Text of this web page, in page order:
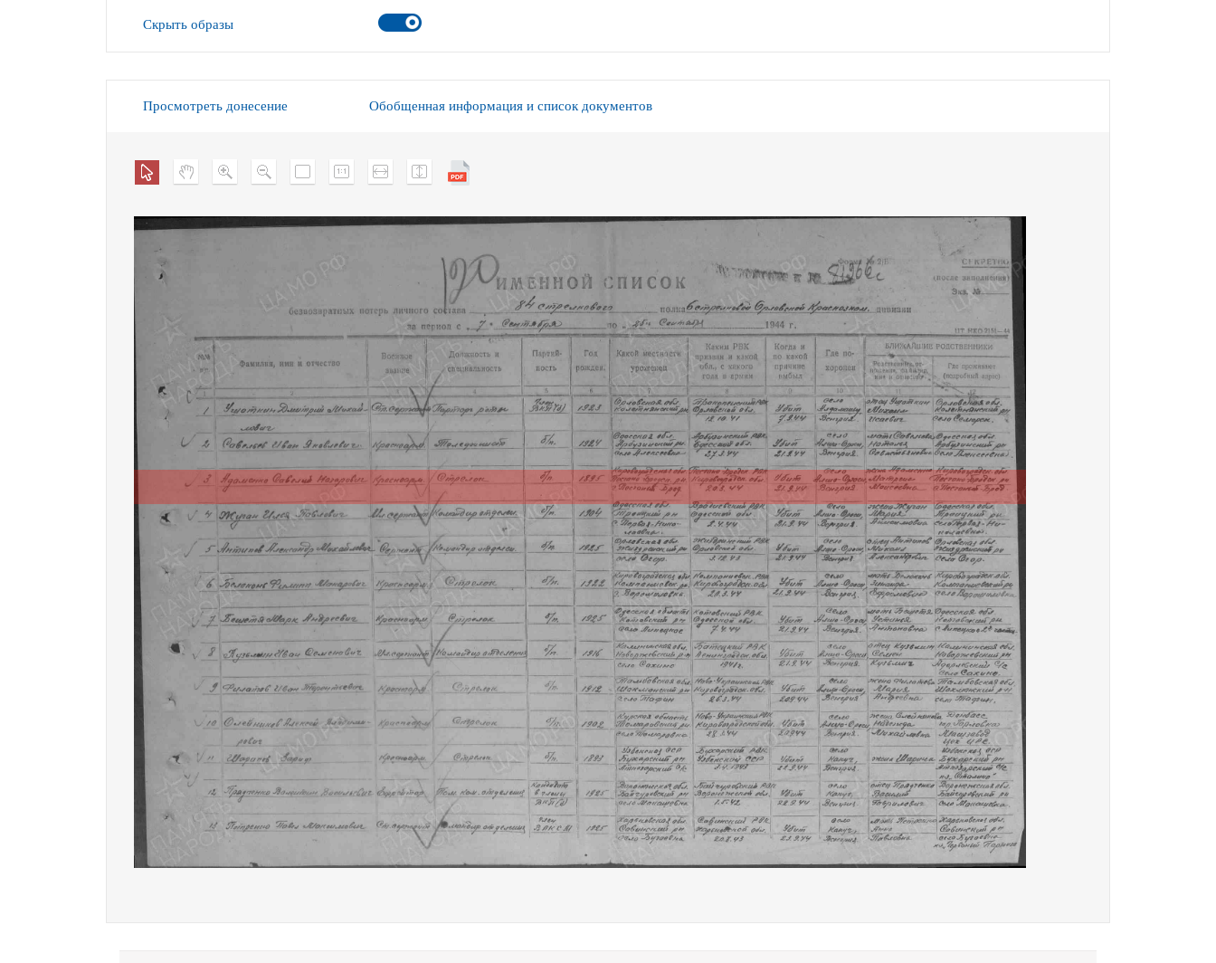
Скрыть образы
Просмотреть донесение Обобщенная информация и список документов